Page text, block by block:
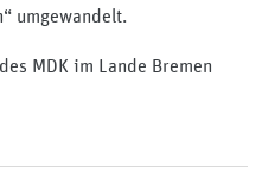
umgewandelt.
MDK im Lande Bremen